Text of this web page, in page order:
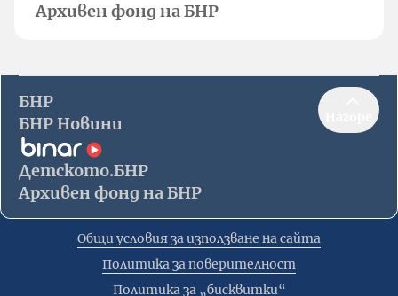
Архивен фонд на БНР
БНР
БНР Новини
Детското.БНР
Архивен фонд на БНР
Общи условия за използване на сайта
Политика за поверителност
Политика за „бисквитки“